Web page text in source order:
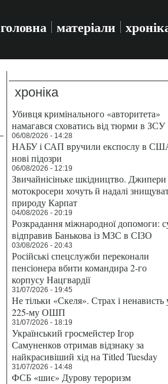
головна матеріали
хроніка
Убивця кримінального «авторитета»
намагався сховатись від тюрми в ЗСУ
06/08/2026 - 14:28
НАБУ і САП вручили експослу в
нові підозри
06/08/2026 - 12:19
Звичайнісіньке шкідництво. Джипери
мотокросери хочуть й надалі
природу Карпат
04/08/2026 - 20:19
Розкрадання міжнародної допомоги:
відправив Банькова із МЗС в СІЗО
03/08/2026 - 20:43
Російські спецслужби переконали
пенсіонера вбити командира 2-го
корпусу Нацгвардії
31/07/2026 - 19:45
Не тільки «Скеля». Страх і ненависть
225-му ОШП
31/07/2026 - 18:19
Український гросмейстер Ігор
Самуненков отримав відзнаку за
найкрасивіший хід на Titled Tuesday
31/07/2026 - 14:48
ФСБ «шиє» Дурову тероризм